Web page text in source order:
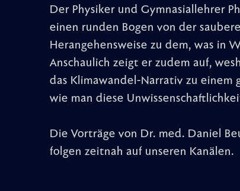
Der Physiker und Gymnasiallehrer
einen runden Bogen von der
Herangehensweise zu dem, was in
Anschaulich zeigt er zudem auf,
das Klimawandel-Narrativ zu einem
wie man diese
Die Vorträge von Dr. med. Daniel
folgen zeitnah auf unseren Kanälen.